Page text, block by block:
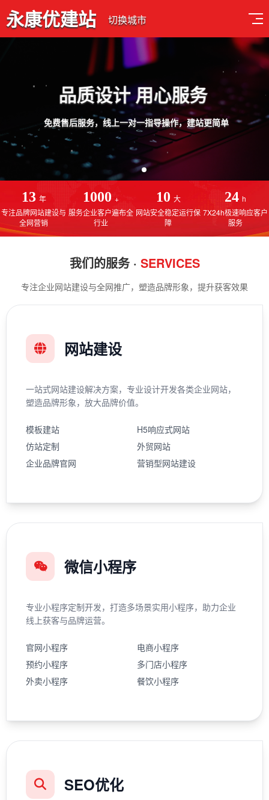
永康优建站 切换城市
品质设计 用心服务
免费售后服务，线上一对一指导操作，建站更简单
13 年
专注品牌网站建设与
全网营销
1000 +
服务企业客户遍布全
行业
10 大
网站安全稳定运行保
障
24 h
7X24h极速响应客户
服务
我们的服务 · SERVICES
专注企业网站建设与全网推广，塑造品牌形象，提升获客效果
网站建设
一站式网站建设解决方案，专业设计开发各类企业网站，
塑造品牌形象，放大品牌价值。
模板建站
H5响应式网站
仿站定制
外贸网站
企业品牌官网
营销型网站建设
微信小程序
专业小程序定制开发，打造多场景实用小程序，助力企业
线上获客与品牌运营。
官网小程序
电商小程序
预约小程序
多门店小程序
外卖小程序
餐饮小程序
SEO优化